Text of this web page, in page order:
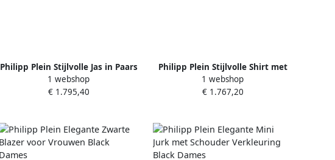
Philipp Plein Stijlvolle Jas in Paars
Black Dames
1 webshop
€ 1.795,40
Philipp Plein Stijlvolle Shirt met
Uniek Ontwerp Black Dames
1 webshop
€ 1.767,20